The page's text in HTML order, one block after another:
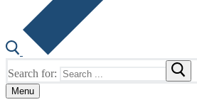
Search for:
Menu